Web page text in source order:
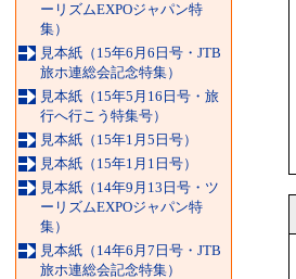
ーリズムEXPOジャパン特
集）
見本紙（15年6月6日号・JTB
旅ホ連総会記念特集）
見本紙（15年5月16日号・旅
行へ行こう特集号）
見本紙（15年1月5日号）
見本紙（15年1月1日号）
見本紙（14年9月13日号・ツ
ーリズムEXPOジャパン特
集）
見本紙（14年6月7日号・JTB
旅ホ連総会記念特集）